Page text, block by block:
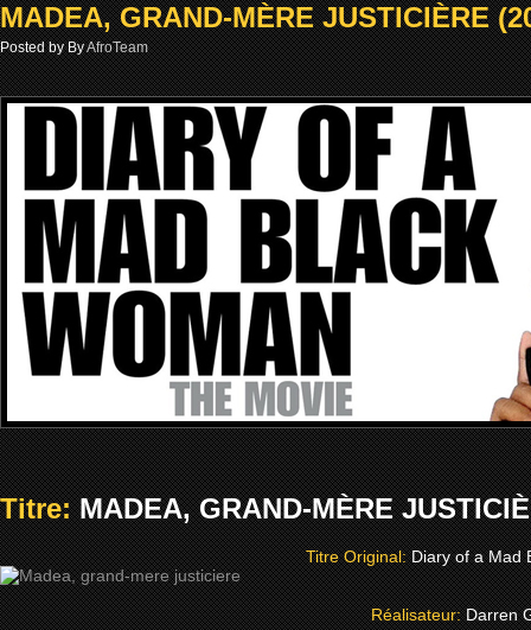
MADEA, GRAND-MÈRE JUSTICIÈRE
Posted by ByAfroTeam
Titre:MADEA, GRAND-MÈRE
Titre Original:Diary of a Mad
Réalisateur:Darren